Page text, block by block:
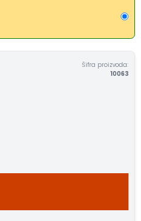
Šifra proizvoda:
10063